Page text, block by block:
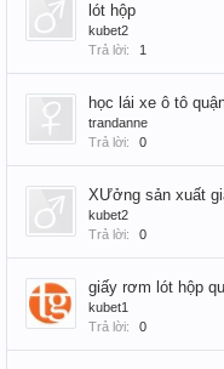
lót hộp
kubet2
Trả lời:
1
học lái xe ô tô
trandanne
Trả lời:
0
XƯởng sản xuất
kubet2
Trả lời:
0
giấy rơm lót hộp
kubet1
Trả lời:
0